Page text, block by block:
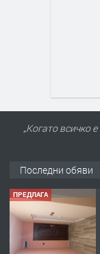
„Когато всичко
Последни обяви
ПРЕДЛАГА